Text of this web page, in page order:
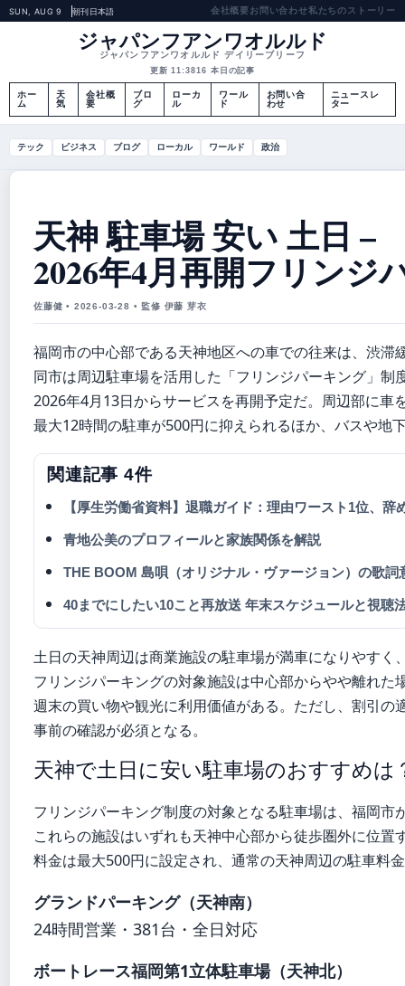
SUN, AUG 9 朝刊日本語 会社概要お問い合わせ私たちのストーリー
ジャパンフアンワオルルド
ジャパンフアンワオルルド デイリーブリーフ
更新 11:3816 本日の記事
ホー
ム
天
気
会社概
要
ブロ
グ
ローカ
ル
ワール
ド
お問い合
わせ
ニュースレ
ター
テック ビジネス ブログ ローカル ワールド 政治
天神 駐車場 安い 土日 –
2026年4月再開フリンジ
佐藤健 • 2026-03-28 • 監修 伊藤 芽衣
福岡市の中心部である天神地区への車での往来は、渋
同市は周辺駐車場を活用した「フリンジパーキング」制
2026年4月13日からサービスを再開予定だ。周辺部に
最大12時間の駐車が500円に抑えられるほか、バスや地
関連記事 4件
【厚生労働省資料】退職ガイド：理由ワースト1位、
青地公美のプロフィールと家族関係を解説
THE BOOM 島唄（オリジナル・ヴァージョン）の歌
40までにしたい10こと再放送 年末スケジュールと視聴
土日の天神周辺は商業施設の駐車場が満車になりやすく
フリンジパーキングの対象施設は中心部からやや離れ
週末の買い物や観光に利用価値がある。ただし、割引の
事前の確認が必須となる。
天神で土日に安い駐車場のおすすめは
フリンジパーキング制度の対象となる駐車場は、福岡市
これらの施設はいずれも天神中心部から徒歩圏外に位
料金は最大500円に設定され、通常の天神周辺の駐車料
グランドパーキング（天神南）
24時間営業・381台・全日対応
ボートレース福岡第1立体駐車場（天神北）